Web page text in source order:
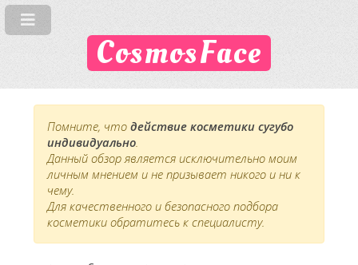
CosmosFace
Помните, что действие косметики сугубо
индивидуально.
Данный обзор является исключительно моим
личным мнением и не призывает никого и ни к
чему.
Для качественного и безопасного подбора
косметики обратитесь к специалисту.